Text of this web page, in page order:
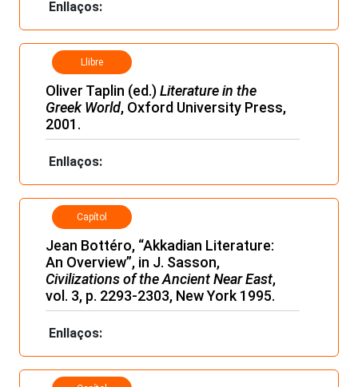
Enllaços:
Llibre
Oliver Taplin (ed.)Literature in the
Greek World, Oxford University Press,
2001.
Enllaços:
Capítol
Jean Bottéro, “Akkadian Literature:
An Overview”, in J. Sasson,
Civilizations of the Ancient Near East,
vol. 3, p. 2293-2303, New York 1995.
Enllaços: